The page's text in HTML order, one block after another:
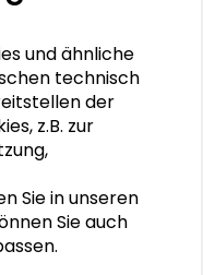
und ähnliche
technisch
der
z.B. zur
Sie in unseren
Sie auch